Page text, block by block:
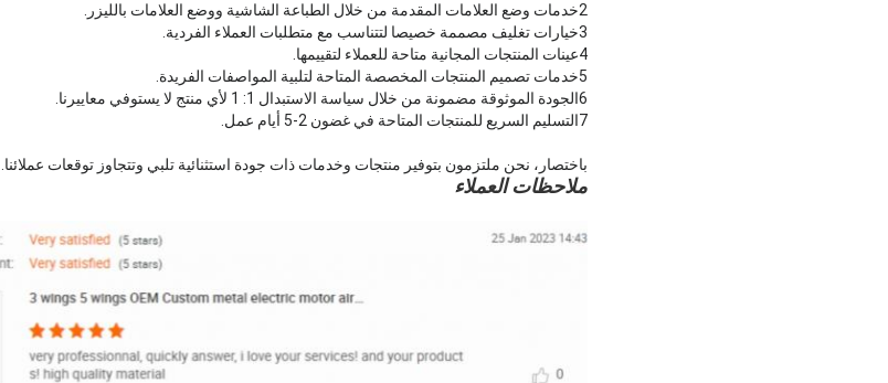
2خدمات وضع العلامات المقدمة من خلال الطباعة الشاشية ووضع العلامات بالليزر.
3خيارات تغليف مصممة خصيصا لتتناسب مع متطلبات العملاء الفردية.
4عينات المنتجات المجانية متاحة للعملاء لتقييمها.
5خدمات تصميم المنتجات المخصصة المتاحة لتلبية المواصفات الفريدة.
6الجودة الموثوقة مضمونة من خلال سياسة الاستبدال 1: 1 لأي منتج لا يستوفي معاييرنا.
7التسليم السريع للمنتجات المتاحة في غضون 2-5 أيام عمل.
باختصار، نحن ملتزمون بتوفير منتجات وخدمات ذات جودة استثنائية تلبي وتتجاوز توقعات عملائنا.
ملاحظات العملاء